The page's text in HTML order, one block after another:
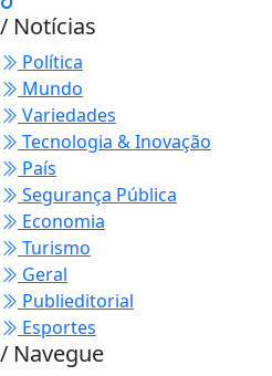
/ Notícias
Política
Mundo
Variedades
Tecnologia & Inovação
País
Segurança Pública
Economia
Turismo
Geral
Publieditorial
Esportes
/ Navegue